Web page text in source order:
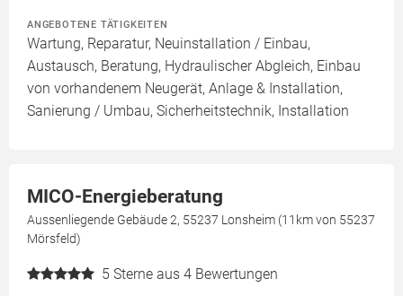
ANGEBOTENE TÄTIGKEITEN
Wartung, Reparatur, Neuinstallation / Einbau,
Austausch, Beratung, Hydraulischer Abgleich, Einbau
von vorhandenem Neugerät, Anlage & Installation,
Sanierung / Umbau, Sicherheitstechnik, Installation
MICO-Energieberatung
Aussenliegende Gebäude 2, 55237 Lonsheim (11km von 55237
Mörsfeld)
5 Sterne aus 4 Bewertungen